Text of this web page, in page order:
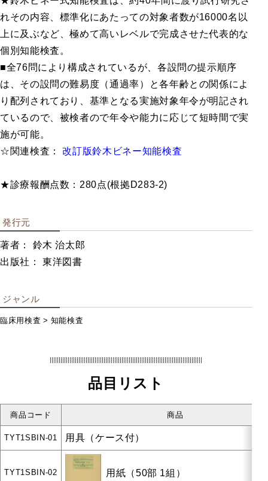
れその内容、標準化にあたっての対象者数が16000名以
上に及ぶなど、極めて高いレベルで完成させた代表的な
個別知能検査。
■全76問により構成されているが、各設問の提示順序
は、その設問の難易度（通過率）と各年齢との関係によ
り配列されており、基準となる実施対象年令が明記され
ているので、被検者ので年令や能力に応じて短時間で実
施が可能。
☆関連検査：改訂版鈴木ビネー知能検査
★診療報酬点数：280点(根拠D283-2)
発行元
著者： 鈴木 治太郎
出版社： 東洋図書
ジャンル
臨床用検査 知能検査
品目リスト
商品コード 商品
TYT1SBIN-01 用具（ケース付）
TYT1SBIN-02 用紙（50部 1組）
職業興味を調べる
創造性・知能を調べる
職業適性を調べる
総合ストレス検査など
性格を調べる
教育指導用書籍
幼稚園・保育園用
中学校用
高等学校用
検査
知能・発達に関する検査